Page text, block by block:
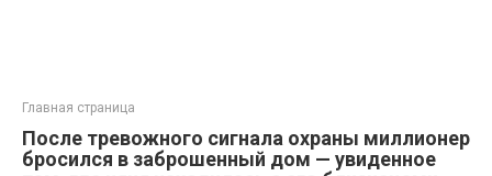
Главная страница
После тревожного сигнала охраны миллионер
бросился в заброшенный дом — увиденное